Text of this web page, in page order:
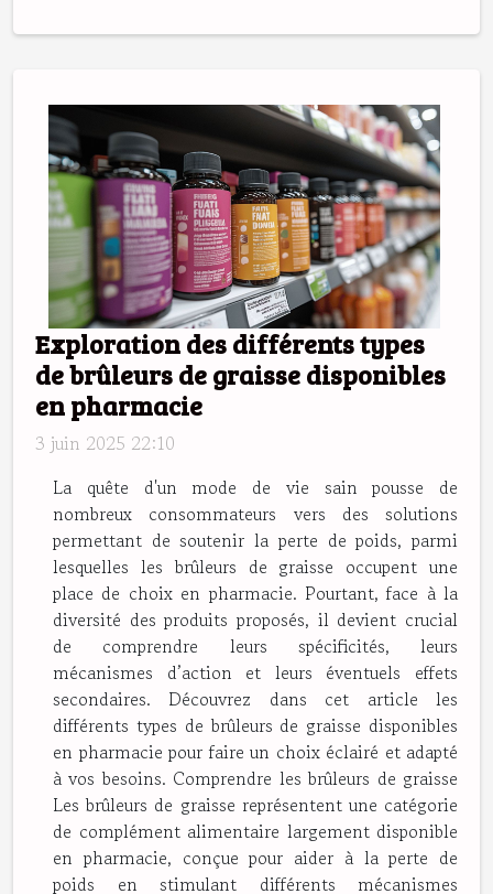
Exploration des différents types
de brûleurs de graisse disponibles
en pharmacie
3 juin 2025 22:10
La quête d'un mode de vie sain pousse de
nombreux consommateurs vers des solutions
permettant de soutenir la perte de poids, parmi
lesquelles les brûleurs de graisse occupent une
place de choix en pharmacie. Pourtant, face à la
diversité des produits proposés, il devient crucial
de comprendre leurs spécificités, leurs
mécanismes d’action et leurs éventuels effets
secondaires. Découvrez dans cet article les
différents types de brûleurs de graisse disponibles
en pharmacie pour faire un choix éclairé et adapté
à vos besoins. Comprendre les brûleurs de graisse
Les brûleurs de graisse représentent une catégorie
de complément alimentaire largement disponible
en pharmacie, conçue pour aider à la perte de
poids en stimulant différents mécanismes